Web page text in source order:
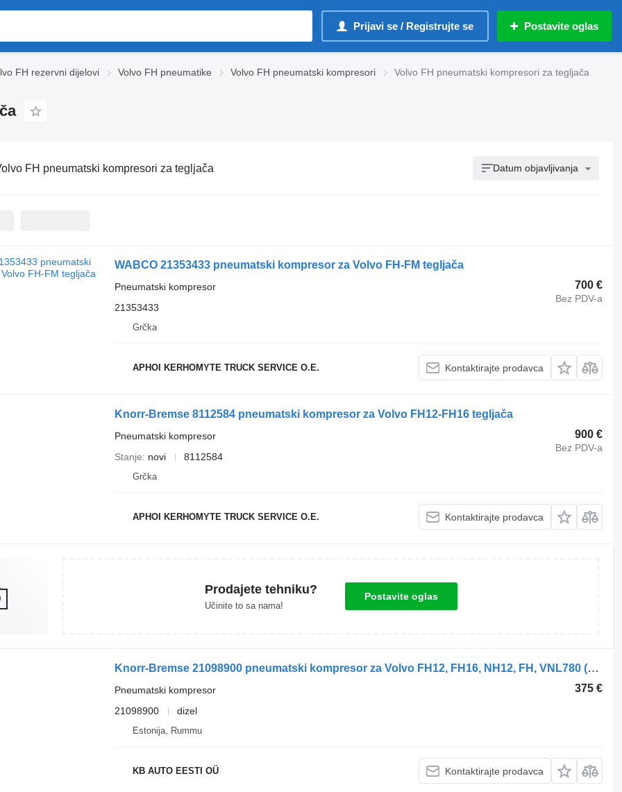
Prijavi se / Registrujte se Postavite oglas
FH rezervni dijelovi Volvo FH pneumatikе Volvo FH pneumatski kompresori Volvo FH pneumatski kompresori za tegljača
FH pneumatski kompresori za tegljača Datum objavljivanja
WABCO 21353433 pneumatski kompresor za Volvo FH-FM tegljača
700 €
Bez PDV-a
Pneumatski kompresor
21353433
Grčka
APHOI KERHOMYTE TRUCK SERVICE O.E. Kontaktirajte prodavca
Knorr-Bremse 8112584 pneumatski kompresor za Volvo FH12-FH16 tegljača
900 €
Bez PDV-a
Pneumatski kompresor
Stanje
novi 8112584
Grčka
APHOI KERHOMYTE TRUCK SERVICE O.E. Kontaktirajte prodavca
Prodajete tehniku?
Učinite to sa nama!
Postavite oglas
Knorr-Bremse 21098900 pneumatski kompresor za Volvo FH12, FH16, NH12, FH, VNL780 (1993-2014) tegljača
375 €
Pneumatski kompresor
21098900
dizel
Estonija, Rummu
KB AUTO EESTI OÜ Kontaktirajte prodavca